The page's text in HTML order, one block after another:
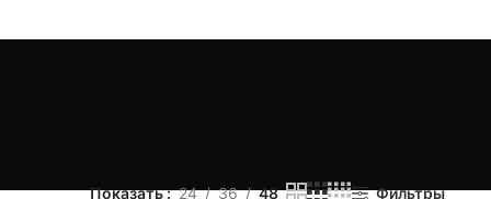
Показать 24 36 48 Фильтры